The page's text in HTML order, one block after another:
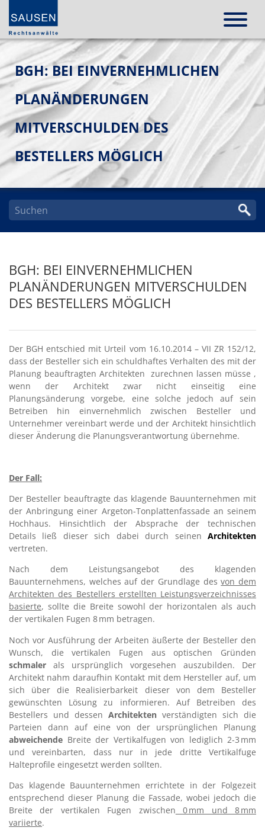
BGH: BEI EINVERNEHMLICHEN
PLANÄNDERUNGEN
MITVERSCHULDEN DES
BESTELLERS MÖGLICH
BGH: BEI EINVERNEHMLICHEN
PLANÄNDERUNGEN MITVERSCHULDEN
DES BESTELLERS MÖGLICH
Der BGH entschied mit Urteil vom 16.10.2014 – VII ZR 152/12,
dass der Besteller sich ein schuldhaftes Verhalten des mit der
Planung beauftragten Architekten zurechnen lassen müsse ,
wenn der Architekt zwar nicht einseitig eine
Planungsänderung vorgebe, eine solche jedoch auf sein
Betreiben hin einvernehmlich zwischen Besteller und
Unternehmer vereinbart werde und der Architekt hinsichtlich
dieser Änderung die Planungsverantwortung übernehme.
Der Fall:
Der Besteller beauftragte das klagende Bauunternehmen mit
der Anbringung einer Argeton-Tonplattenfassade an seinem
Hochhaus. Hinsichtlich der Absprache der technischen
Details ließ dieser sich dabei durch seinen Architekten
vertreten.
Nach dem Leistungsangebot des klagenden
Bauunternehmens, welches auf der Grundlage desvon dem
Architekten des Bestellers erstellten Leistungsverzeichnisses
basierte, sollte die Breite sowohl der horizontalen als auch
der vertikalen Fugen 8 mm betragen.
Noch vor Ausführung der Arbeiten äußerte der Besteller den
Wunsch, die vertikalen Fugen aus optischen Gründen
schmaler als ursprünglich vorgesehen auszubilden. Der
Architekt nahm daraufhin Kontakt mit dem Hersteller auf, um
sich über die Realisierbarkeit dieser von dem Besteller
gewünschten Lösung zu informieren. Auf Betreiben des
Bestellers und dessen Architekten verständigten sich die
Parteien dann auf eine von der ursprünglichen Planung
abweichende Breite der Vertikalfugen von lediglich 2-3 mm
und vereinbarten, dass nur in jede dritte Vertikalfuge
Halteprofile eingesetzt werden sollten.
Das klagende Bauunternehmen errichtete in der Folgezeit
entsprechend dieser Planung die Fassade, wobei jedoch die
Breite der vertikalen Fugen zwischen 0 mm und 8 mm
variierte.